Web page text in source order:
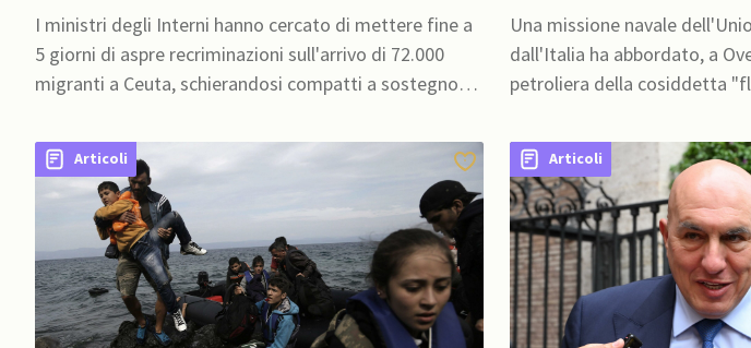
schierano a sostegno della Spagna
I ministri degli Interni hanno cercato di mettere fine a
5 giorni di aspre recriminazioni sull'arrivo di 72.000
migranti a Ceuta, schierandosi compatti a sostegno
di sfruttare la crisi per dividere il blocco
russa nel
Una missione navale
dall'Italia ha abbordato, a
petroliera della cosiddetta
Articoli Articoli